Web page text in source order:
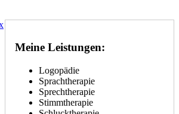
Meine Leistungen:
Logopädie
Sprachtherapie
Sprechtherapie
Stimmtherapie